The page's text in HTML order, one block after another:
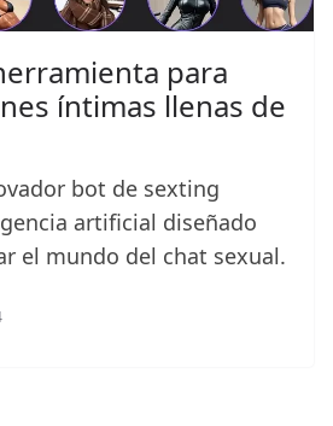
para
íntimas llenas de
bot de sexting
artificial diseñado
el mundo del chat sexual.